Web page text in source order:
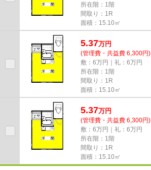
所在階：1階
間取り：1R
面積：15.10㎡
5.37万円
(管理費・共益費 6,300円)
敷：6万円｜礼：6万円
所在階：1階
間取り：1R
面積：15.10㎡
5.37万円
(管理費・共益費 6,300円)
敷：6万円｜礼：6万円
所在階：1階
間取り：1R
面積：15.10㎡